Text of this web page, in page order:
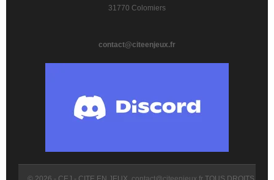
31770 Colomiers
contact@citeenjeux.fr